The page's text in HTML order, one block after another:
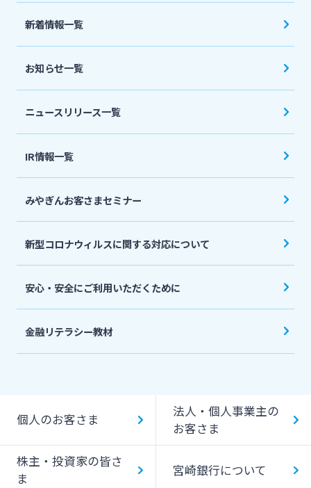
法人・個人事業主のお客さま
宮崎銀行について
ニュースリリース一覧
採用情報
お問い合わせ先一覧
新着情報一覧
お知らせ一覧
ニュースリリース一覧
IR情報一覧
みやぎんお客さまセミナー
新型コロナウィルスに関する対応について
安心・安全にご利用いただくために
金融リテラシー教材
個人のお客さま
法人・個人事業主の
お客さま
株主・投資家の皆さ
ま
宮崎銀行について